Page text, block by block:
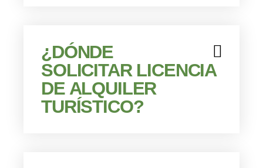
¿DÓNDE
SOLICITAR LICENCIA
DE ALQUILER
TURÍSTICO?